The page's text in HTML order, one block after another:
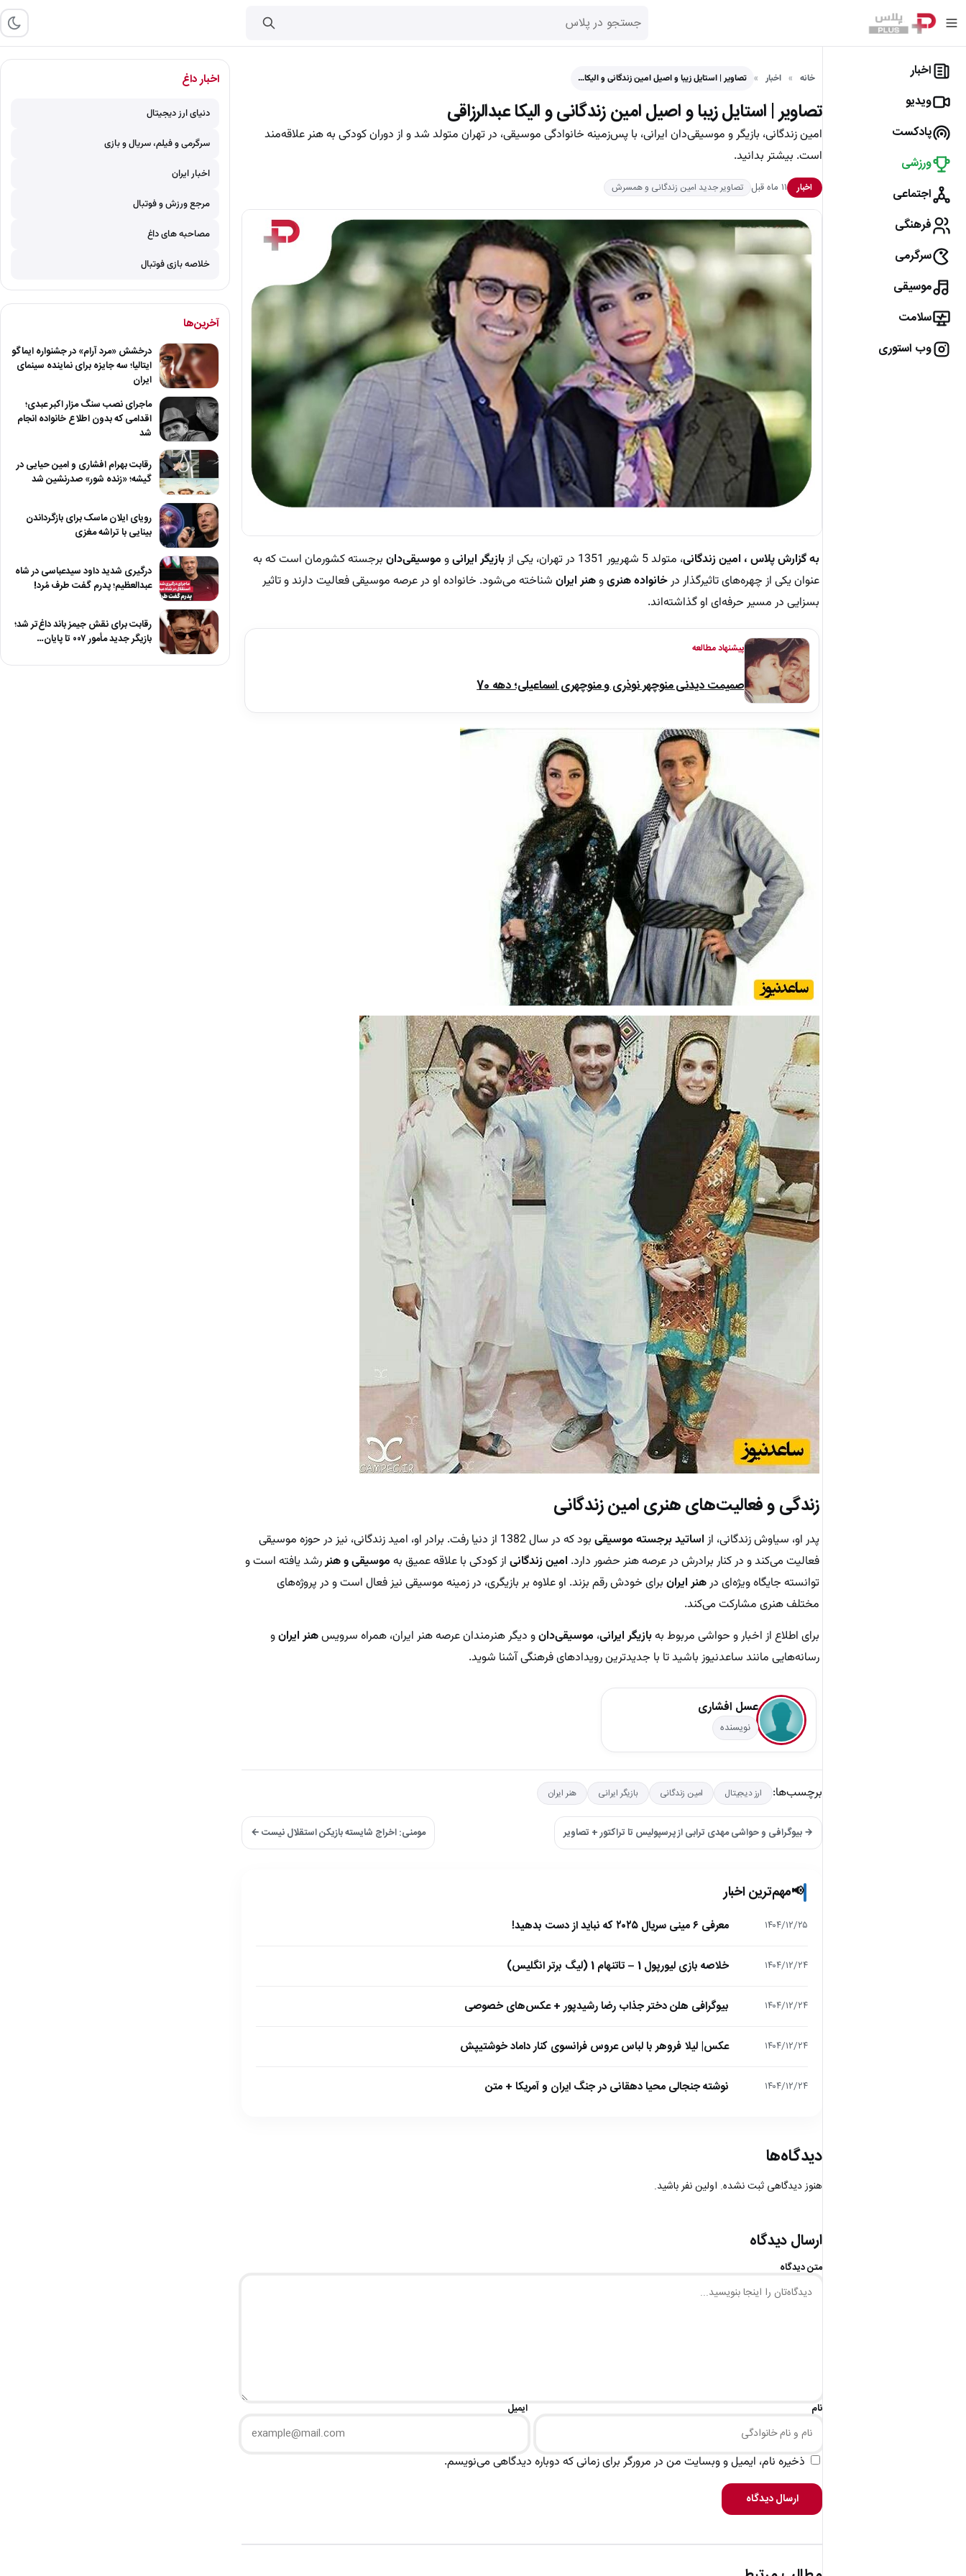
اخبار
ویدیو
پادکست
ورزشی
اجتماعی
فرهنگی
سرگرمی
موسیقی
سلامت
وب استوری
خانه اخبار تصاویر | استایل زیبا و اصیل امین زندگانی و الیکا…
تصاویر | استایل زیبا و اصیل امین زندگانی و الیکا عبدالرزاقی
امین زندگانی، بازیگر و موسیقی‌دان ایرانی، با پس‌زمینه خانوادگی موسیقی، در تهران متولد شد و از دوران کودکی به هنر علاقه‌مند
است. بیشتر بدانید.
اخبار ۱۱ ماه قبل تصاویر جدید امین زندگانی و همسرش
به گزارش پلاس ، امین زندگانی، متولد 5 شهریور 1351 در تهران، یکی از بازیگر ایرانیو موسیقی‌دان برجسته کشورمان است که به
عنوان یکی از چهره‌های تاثیرگذار درخانواده هنریوهنر ایران شناخته می‌شود. خانواده او در عرصه موسیقی فعالیت دارند و تاثیر
بسزایی در مسیر حرفه‌ای او گذاشته‌اند.
پیشنهاد مطالعه
صمیمت دیدنی منوچهر نوذری و منوچهری اسماعیلی؛ دهه 70
زندگی و فعالیت‌های هنری امین زندگانی
پدر او، سیاوش زندگانی، از اساتید برجسته موسیقی
بود که در سال 1382 از دنیا رفت. برادر او، امید زندگانی، نیز در حوزه موسیقی
فعالیت می‌کند و در کنار برادرش در عرصه هنر حضور دارد. امین زندگانی از کودکی با علاقه عمیق به موسیقی و هنررشد یافته است و
توانسته جایگاه ویژه‌ای درهنر ایران برای خودش رقم بزند. او علاوه بر بازیگری، در زمینه موسیقی نیز فعال است و در پروژه‌های
مختلف هنری مشارکت می‌کند.
برای اطلاع از اخبار و حواشی مربوط بهبازیگر ایرانی، موسیقی‌دانو دیگر هنرمندان عرصه هنر ایران، همراه سرویسهنر ایرانو
رسانه‌هایی مانند ساعدنیوز باشید تا با جدیدترین رویدادهای فرهنگی آشنا شوید.
عسل افشاری
نویسنده
برچسب‌ها: ارز دیجیتال امین زندگانی بازیگر ایرانی هنر ایران
→ بیوگرافی و حواشی مهدی ترابی از پرسپولیس تا تراکتور + تصاویر مومنی: اخراج شایسته بازیکن استقلال نیست ←
📢مهم‌ترین اخبار
۱۴۰۴/۱۲/۲۵ معرفی ۶ مینی سریال ۲۰۲۵ که نباید از دست بدهید!
۱۴۰۴/۱۲/۲۴ خلاصه بازی لیورپول 1 – تاتنهام 1 (لیگ برتر انگلیس)
۱۴۰۴/۱۲/۲۴ بیوگرافی هلن دختر جذاب رضا رشیدپور + عکس‌های خصوصی
۱۴۰۴/۱۲/۲۴ عکس| لیلا فروهر با لباس عروس فرانسوی کنار داماد خوشتیپش
۱۴۰۴/۱۲/۲۴ نوشته جنجالی محیا دهقانی در جنگ ایران و آمریکا + متن
دیدگاه‌ها
هنوز دیدگاهی ثبت نشده. اولین نفر باشید.
ارسال دیدگاه
متن دیدگاه
نام ایمیل
ذخیره نام، ایمیل و وبسایت من در مرورگر برای زمانی که دوباره دیدگاهی می‌نویسم.
ارسال دیدگاه
اخبار داغ
دنیای ارز دیجیتال
سرگرمی و فیلم، سریال و بازی
اخبار ایران
مرجع ورزش و فوتبال
مصاحبه های داغ
خلاصه بازی فوتبال
آخرین‌ها
درخشش «مرد آرام» در جشنواره ایماگو
ایتالیا؛ سه جایزه برای نماینده سینمای
ایران
ماجرای نصب سنگ مزار اکبر عبدی؛
اقدامی که بدون اطلاع خانواده انجام
شد
رقابت بهرام افشاری و امین حیایی در
گیشه؛ «زنده شور» صدرنشین شد
رویای ایلان ماسک برای بازگرداندن
بینایی با تراشه مغزی
درگیری شدید داود سیدعباسی در شاه
عبدالعظیم؛ پدرم گفت طرف مُرد!
رقابت برای نقش جیمز باند داغ‌تر شد؛
بازیگر جدید مأمور ۰۰۷ تا پایان…